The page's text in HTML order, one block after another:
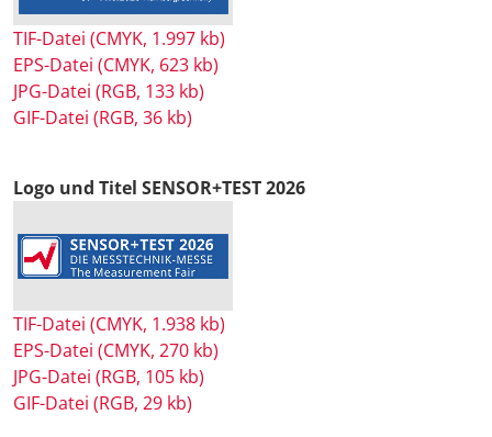
TIF-Datei (CMYK, 1.997 kb)
EPS-Datei (CMYK, 623 kb)
JPG-Datei (RGB, 133 kb)
GIF-Datei (RGB, 36 kb)
Logo und Titel SENSOR+TEST 2026
TIF-Datei (CMYK, 1.938 kb)
EPS-Datei (CMYK, 270 kb)
JPG-Datei (RGB, 105 kb)
GIF-Datei (RGB, 29 kb)